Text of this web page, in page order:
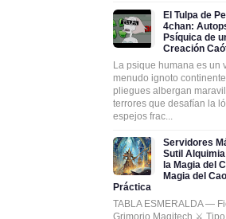
El Tulpa de
4chan:
Psíquica de
Creación
La psique humana es un
menudo ignoto
pliegues albergan
terrores que desafían la
espejos frac...
Servidores
Sutil
la Magia del
Magia del
Práctica
TABLA ESMERALDA —